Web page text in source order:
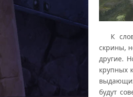
К
скрины,
другие.
крупных
будут